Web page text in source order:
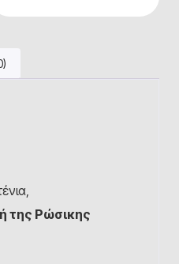
της Ρώσικης